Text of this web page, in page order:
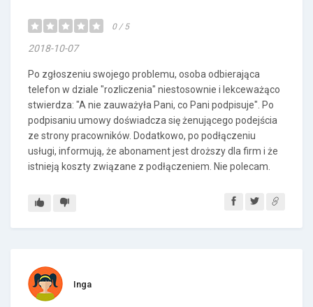
0 / 5
2018-10-07
Po zgłoszeniu swojego problemu, osoba odbierająca
telefon w dziale "rozliczenia" niestosownie i lekceważąco
stwierdza: "A nie zauważyła Pani, co Pani podpisuje". Po
podpisaniu umowy doświadcza się żenującego podejścia
ze strony pracowników. Dodatkowo, po podłączeniu
usługi, informują, że abonament jest droższy dla firm i że
istnieją koszty związane z podłączeniem. Nie polecam.
Inga